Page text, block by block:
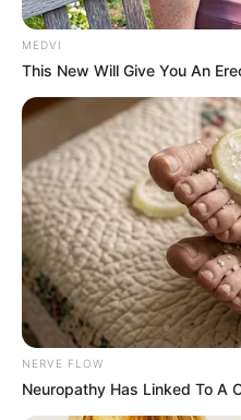
25 พ.ย. 2019
ดูดวง “การงาน การเงิน ความ
รัก” จากอ.คฑา….ที่เดียวครบ!!
1 ก.ค. 2015
ทำนายฝัน
MEDVI
This New Will Give You An
NERVE FLOW
Neuropathy Has Linked To A